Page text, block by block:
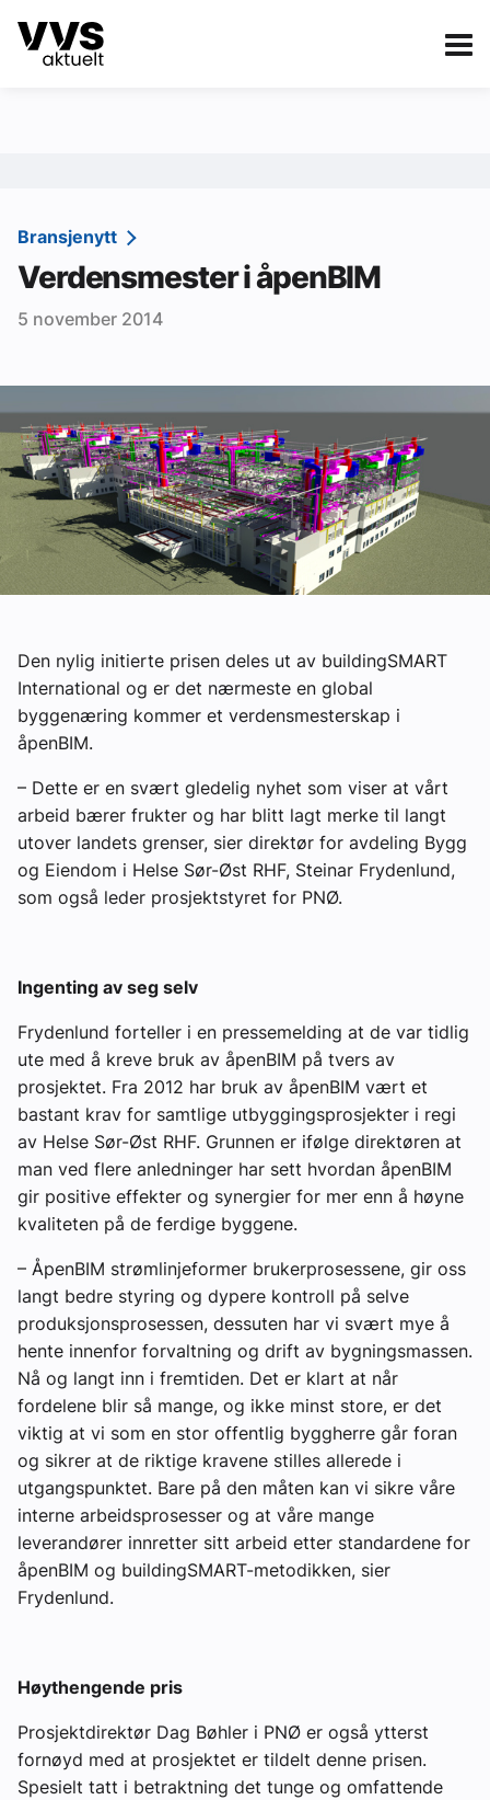
Kategorier
Sanitær
Ventilasjon
Varme og energi
Vann og avløp
Aktuelle prosjekter
Om VVS Aktuelt
Annonsere i VVS Aktuelt
Kontakt oss
Tips oss
eBlad
Bransjenytt
Verdensmester i åpenBIM
5 november 2014
Den nylig initierte prisen deles ut av buildingSMART
International og er det nærmeste en global
byggenæring kommer et verdensmesterskap i
åpenBIM.
– Dette er en svært gledelig nyhet som viser at vårt
arbeid bærer frukter og har blitt lagt merke til langt
utover landets grenser, sier direktør for avdeling Bygg
og Eiendom i Helse Sør-Øst RHF, Steinar Frydenlund,
som også leder prosjektstyret for PNØ.
Ingenting av seg selv
Frydenlund forteller i en pressemelding at de var tidlig
ute med å kreve bruk av åpenBIM på tvers av
prosjektet. Fra 2012 har bruk av åpenBIM vært et
bastant krav for samtlige utbyggingsprosjekter i regi
av Helse Sør-Øst RHF. Grunnen er ifølge direktøren at
man ved flere anledninger har sett hvordan åpenBIM
gir positive effekter og synergier for mer enn å høyne
kvaliteten på de ferdige byggene.
– ÅpenBIM strømlinjeformer brukerprosessene, gir oss
langt bedre styring og dypere kontroll på selve
produksjonsprosessen, dessuten har vi svært mye å
hente innenfor forvaltning og drift av bygningsmassen.
Nå og langt inn i fremtiden. Det er klart at når
fordelene blir så mange, og ikke minst store, er det
viktig at vi som en stor offentlig byggherre går foran
og sikrer at de riktige kravene stilles allerede i
utgangspunktet. Bare på den måten kan vi sikre våre
interne arbeidsprosesser og at våre mange
leverandører innretter sitt arbeid etter standardene for
åpenBIM og buildingSMART-metodikken, sier
Frydenlund.
Høythengende pris
Prosjektdirektør Dag Bøhler i PNØ er også ytterst
fornøyd med at prosjektet er tildelt denne prisen.
Spesielt tatt i betraktning det tunge og omfattende